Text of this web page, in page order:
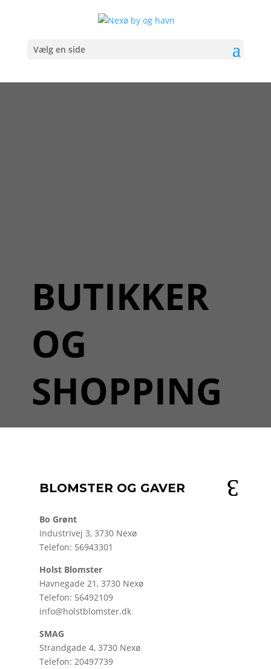
Vælg en side
BUTIKKER
OG
SHOPPING
BLOMSTER OG GAVER
Bo Grønt
Industrivej 3, 3730 Nexø
Telefon: 56943301
Holst Blomster
Havnegade 21, 3730 Nexø
Telefon: 56492109
info@holstblomster.dk
SMAG
Strandgade 4, 3730 Nexø
Telefon: 20497739